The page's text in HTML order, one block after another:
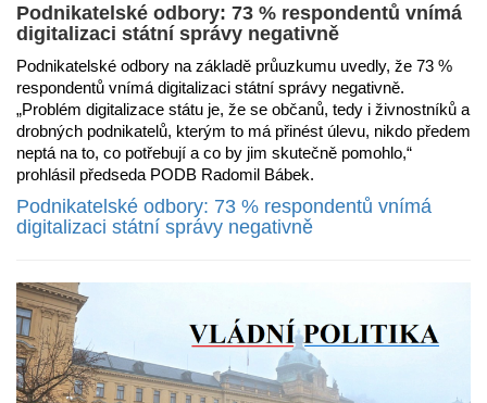
Podnikatelské odbory: 73 % respondentů vnímá
digitalizaci státní správy negativně
Podnikatelské odbory na základě průuzkumu uvedly, že 73 %
respondentů vnímá digitalizaci státní správy negativně.
„Problém digitalizace státu je, že se občanů, tedy i živnostníků a
drobných podnikatelů, kterým to má přinést úlevu, nikdo předem
neptá na to, co potřebují a co by jim skutečně pomohlo,“
prohlásil předseda PODB Radomil Bábek.
Podnikatelské odbory: 73 % respondentů vnímá
digitalizaci státní správy negativně